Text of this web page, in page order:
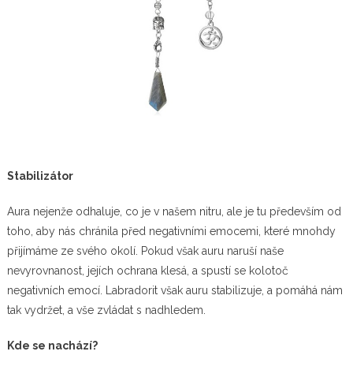
Stabilizátor
Aura nejenže odhaluje, co je v našem nitru, ale je tu především od
toho, aby nás chránila před negativními emocemi, které mnohdy
přijímáme ze svého okolí. Pokud však auru naruší naše
nevyrovnanost, jejích ochrana klesá, a spustí se kolotoč
negativních emocí. Labradorit však auru stabilizuje, a pomáhá nám
tak vydržet, a vše zvládat s nadhledem.
Kde se nachází?